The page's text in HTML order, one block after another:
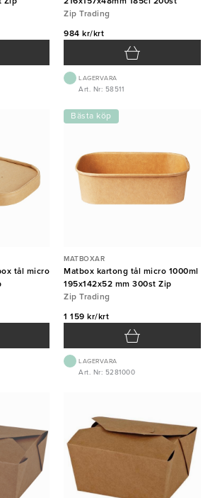
Zip Trading
984 kr/krt
LAGERVARA
Art. Nr: 58511
tål micro
Bästa köp
MATBOXAR
Matbox kartong tål micro 1000ml
195x142x52 mm 300st Zip
Zip Trading
1 159 kr/krt
LAGERVARA
Art. Nr: 5281000